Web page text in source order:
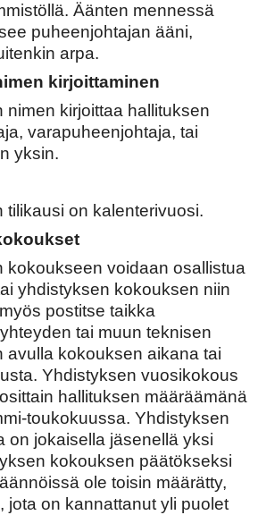
Äänten mennessä
puheenjohtajan ääni,
arpa.
kirjoittaminen
nimen kirjoittaa hallituksen
varapuheenjohtaja, tai
yksin.
tilikausi on kalenterivuosi.
kokoukseen voidaan osallistua
yhdistyksen kokouksen niin
postitse taikka
tai muun teknisen
avulla kokouksen aikana tai
Yhdistyksen vuosikokous
hallituksen määräämänä
toukokuussa. Yhdistyksen
on jokaisella jäsenellä yksi
kokouksen päätökseksi
ole toisin määrätty,
jota on kannattanut yli puolet